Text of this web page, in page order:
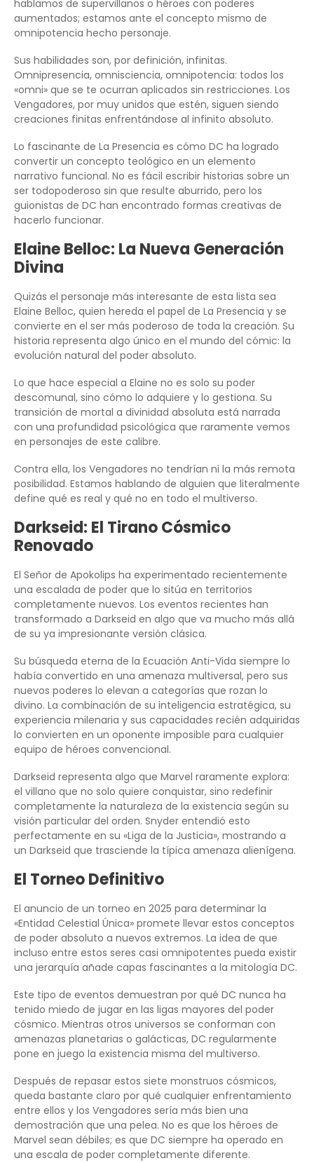
hablamos de supervillanos o héroes con poderes
aumentados; estamos ante el concepto mismo de
omnipotencia hecho personaje.
Sus habilidades son, por definición, infinitas.
Omnipresencia, omnisciencia, omnipotencia: todos los
«omni» que se te ocurran aplicados sin restricciones. Los
Vengadores, por muy unidos que estén, siguen siendo
creaciones finitas enfrentándose al infinito absoluto.
Lo fascinante de La Presencia es cómo DC ha logrado
convertir un concepto teológico en un elemento
narrativo funcional. No es fácil escribir historias sobre un
ser todopoderoso sin que resulte aburrido, pero los
guionistas de DC han encontrado formas creativas de
hacerlo funcionar.
Elaine Belloc: La Nueva Generación
Divina
Quizás el personaje más interesante de esta lista sea
Elaine Belloc, quien hereda el papel de La Presencia y se
convierte en el ser más poderoso de toda la creación. Su
historia representa algo único en el mundo del cómic: la
evolución natural del poder absoluto.
Lo que hace especial a Elaine no es solo su poder
descomunal, sino cómo lo adquiere y lo gestiona. Su
transición de mortal a divinidad absoluta está narrada
con una profundidad psicológica que raramente vemos
en personajes de este calibre.
Contra ella, los Vengadores no tendrían ni la más remota
posibilidad. Estamos hablando de alguien que literalmente
define qué es real y qué no en todo el multiverso.
Darkseid: El Tirano Cósmico
Renovado
El Señor de Apokolips ha experimentado recientemente
una escalada de poder que lo sitúa en territorios
completamente nuevos. Los eventos recientes han
transformado a Darkseid en algo que va mucho más allá
de su ya impresionante versión clásica.
Su búsqueda eterna de la Ecuación Anti-Vida siempre lo
había convertido en una amenaza multiversal, pero sus
nuevos poderes lo elevan a categorías que rozan lo
divino. La combinación de su inteligencia estratégica, su
experiencia milenaria y sus capacidades recién adquiridas
lo convierten en un oponente imposible para cualquier
equipo de héroes convencional.
Darkseid representa algo que Marvel raramente explora:
el villano que no solo quiere conquistar, sino redefinir
completamente la naturaleza de la existencia según su
visión particular del orden. Snyder entendió esto
perfectamente en su «Liga de la Justicia», mostrando a
un Darkseid que trasciende la típica amenaza alienígena.
El Torneo Definitivo
El anuncio de un torneo en 2025 para determinar la
«Entidad Celestial Única» promete llevar estos conceptos
de poder absoluto a nuevos extremos. La idea de que
incluso entre estos seres casi omnipotentes pueda existir
una jerarquía añade capas fascinantes a la mitología DC.
Este tipo de eventos demuestran por qué DC nunca ha
tenido miedo de jugar en las ligas mayores del poder
cósmico. Mientras otros universos se conforman con
amenazas planetarias o galácticas, DC regularmente
pone en juego la existencia misma del multiverso.
Después de repasar estos siete monstruos cósmicos,
queda bastante claro por qué cualquier enfrentamiento
entre ellos y los Vengadores sería más bien una
demostración que una pelea. No es que los héroes de
Marvel sean débiles; es que DC siempre ha operado en
una escala de poder completamente diferente.